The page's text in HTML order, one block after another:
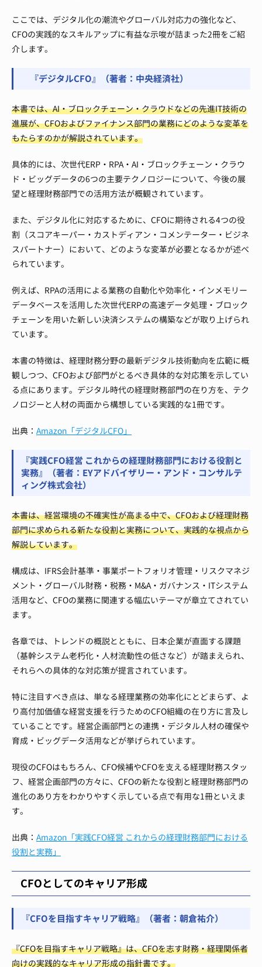
ここでは、デジタル化の潮流やグローバル対応力の強化など、
CFOの実践的なスキルアップに有益な示唆が詰まった2冊をご紹
介します。
『デジタルCFO』（著者：中央経済社）
本書では、AI・ブロックチェーン・クラウドなどの先進IT技術の
進展が、CFOおよびファイナンス部門の業務にどのような変革を
もたらすのかが解説されています。
具体的には、次世代ERP・RPA・AI・ブロックチェーン・クラウ
ド・ビッグデータの6つの主要テクノロジーについて、今後の展
望と経理財務部門での活用方法が概観されています。
また、デジタル化に対応するために、CFOに期待される4つの役
割（スコアキーパー・カストディアン・コメンテーター・ビジネ
スパートナー）において、どのような変革が必要となるかが述べ
られています。
例えば、RPAの活用による業務の自動化や効率化・インメモリー
データベースを活用した次世代ERPの高速データ処理・ブロック
チェーンを用いた新しい決済システムの構築などが取り上げられ
ています。
本書の特徴は、経理財務分野の最新デジタル技術動向を広範に概
観しつつ、CFOおよび部門がとるべき具体的な対応策を示してい
る点にあります。デジタル時代の経理財務部門の在り方を、テク
ノロジーと人材の両面から構想している実践的な1冊です。
出典： Amazon「デジタルCFO」
『実践CFO経営 これからの経理財務部門における役割と
実務』（著者：EYアドバイザリー・アンド・コンサルテ
ィング株式会社）
本書は、経営環境の不確実性が高まる中で、CFOおよび経理財務
部門に求められる新たな役割と実務について、実践的な視点から
解説しています。
構成は、IFRS会計基準・事業ポートフォリオ管理・リスクマネジ
メント・グローバル財務・税務・M&A・ガバナンス・ITシステム
活用など、CFOの業務に関連する幅広いテーマが章立てされてい
ます。
各章では、トレンドの概説とともに、日本企業が直面する課題
（基幹システム老朽化・人材流動性の低さなど）が踏まえられ、
それらへの具体的な対応策が提言されています。
特に注目すべき点は、単なる経理業務の効率化にとどまらず、よ
り高付加価値な経営支援を行うためのCFO組織の在り方に言及し
ていることです。経営企画部門との連携・デジタル人材の確保や
育成・ビッグデータ活用などが挙げられています。
現役のCFOはもちろん、CFO候補やCFOを支える経理財務スタッ
フ、経営企画部門の方々に、CFOの新たな役割と経理財務部門の
進化のあり方をわかりやすく示している点で有用な1冊といえま
す。
出典： Amazon「実践CFO経営 これからの経理財務部門における
役割と実務」
CFOとしてのキャリア形成
『CFOを目指すキャリア戦略』（著者：朝倉祐介）
『CFOを目指すキャリア戦略』は、CFOを志す財務・経理関係者
向けの実践的なキャリア形成の指針書です。